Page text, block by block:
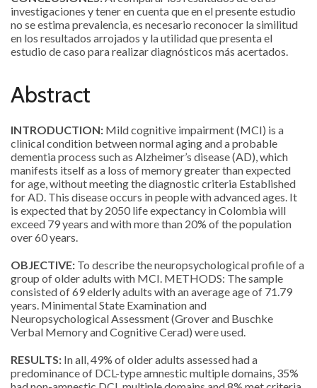
investigaciones y tener en cuenta que en el presente estudio
no se estima prevalencia, es necesario reconocer la similitud
en los resultados arrojados y la utilidad que presenta el
estudio de caso para realizar diagnósticos más acertados.
Abstract
INTRODUCTION: Mild cognitive impairment (MCI) is a
clinical condition between normal aging and a probable
dementia process such as Alzheimer’s disease (AD), which
manifests itself as a loss of memory greater than expected
for age, without meeting the diagnostic criteria Established
for AD. This disease occurs in people with advanced ages. It
is expected that by 2050 life expectancy in Colombia will
exceed 79 years and with more than 20% of the population
over 60 years.
OBJECTIVE: To describe the neuropsychological profile of a
group of older adults with MCI. METHODS: The sample
consisted of 69 elderly adults with an average age of 71.79
years. Minimental State Examination and
Neuropsychological Assessment (Grover and Buschke
Verbal Memory and Cognitive Cerad) were used.
RESULTS: In all, 49% of older adults assessed had a
predominance of DCL-type amnestic multiple domains, 35%